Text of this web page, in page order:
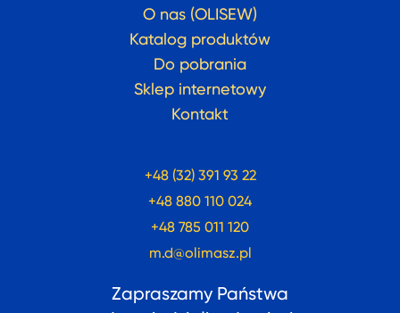
O nas (OLISEW)
Katalog produktów
Do pobrania
Sklep internetowy
Kontakt
+48 (32) 391 93 22
+48 880 110 024
+48 785 011 120
m.d@olimasz.pl
Zapraszamy Państwa